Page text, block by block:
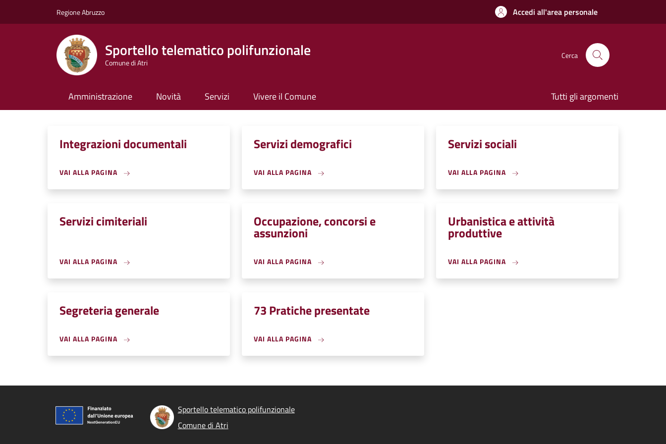
Regione Abruzzo Accedi all'area personale
Sportello telematico polifunzionale
Comune di Atri
Cerca
Amministrazione Novità Servizi Vivere il Comune Tutti gli argomenti
Integrazioni documentali
VAI ALLA PAGINA
Servizi demografici
VAI ALLA PAGINA
Servizi sociali
VAI ALLA PAGINA
Servizi cimiteriali
VAI ALLA PAGINA
Occupazione, concorsi e
assunzioni
VAI ALLA PAGINA
Urbanistica e attività
produttive
VAI ALLA PAGINA
Segreteria generale
VAI ALLA PAGINA
73 Pratiche presentate
VAI ALLA PAGINA
Sportello telematico polifunzionale
Comune di Atri